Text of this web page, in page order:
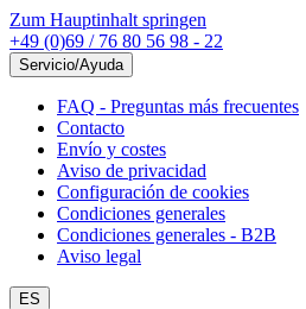
Zum Hauptinhalt springen
+49 (0)69 / 76 80 56 98 - 22
Servicio/Ayuda
FAQ - Preguntas más frecuentes
Contacto
Envío y costes
Aviso de privacidad
Configuración de cookies
Condiciones generales
Condiciones generales - B2B
Aviso legal
ES